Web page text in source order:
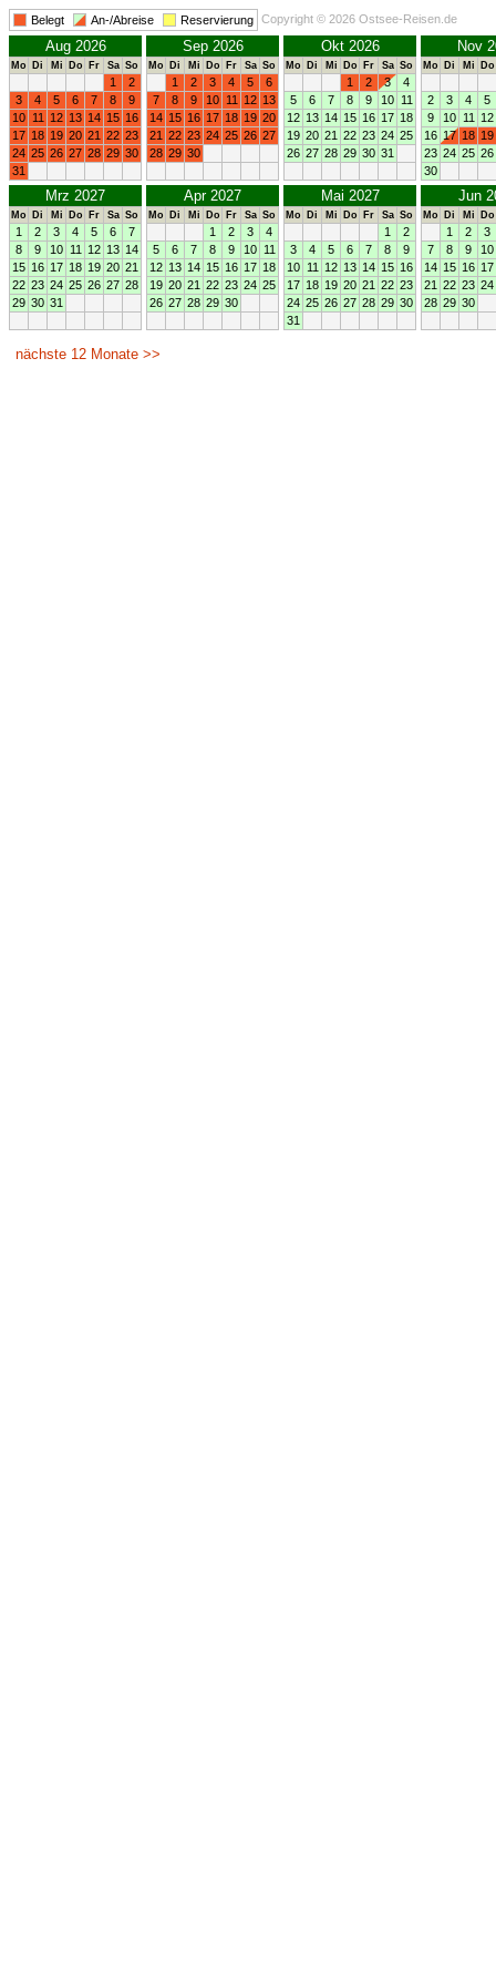
Belegt An-/Abreise Reservierung Copyright © 2026 Ostsee-Reisen.de
Aug 2026
Mo Di Mi Do Fr Sa So
1
2
3
4 5 6 7 8
9
10 11 12 13 14 15 16
17 18 19 20 21 22 23
24 25 26 27 28 29 30
31
Sep 2026
Mo Di Mi Do Fr Sa So
1 2 3 4 5
6
7
8 9 10 11 12 13
14 15 16 17 18 19 20
21 22 23 24 25 26 27
28 29 30
Okt 2026
Mo Di Mi Do Fr Sa So
1 2 3
4
5
6 7 8 9 10 11
12 13 14 15 16 17 18
19 20 21 22 23 24 25
26 27 28 29 30 31
Nov
Mo Di Mi Do
2 3 4
5
9
10 11
12
16 17 18 19
23 24 25 26
30
Mrz 2027
Mo Di Mi Do Fr Sa So
1 2 3 4 5 6
7
8
9 10 11 12 13 14
15 16 17 18 19 20 21
22 23 24 25 26 27 28
29 30 31
Apr 2027
Mo Di Mi Do Fr Sa So
1 2 3
4
5
6 7 8 9 10 11
12 13 14 15 16 17 18
19 20 21 22 23 24 25
26 27 28 29 30
Mai 2027
Mo Di Mi Do Fr Sa So
1
2
3
4 5 6 7 8
9
10 11 12 13 14 15 16
17 18 19 20 21 22 23
24 25 26 27 28 29 30
31
Jun
Mo Di Mi Do
1 2
3
7
8 9
10
14 15 16 17
21 22 23 24
28 29 30
nächste 12 Monate >>